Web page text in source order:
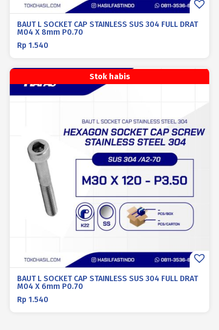
BAUT L SOCKET CAP STAINLESS SUS 304 FULL DRAT
M04 X 8mm P0.70
Rp 1.540
Stok habis
BAUT L SOCKET CAP STAINLESS SUS 304 FULL DRAT
M04 X 6mm P0.70
Rp 1.540